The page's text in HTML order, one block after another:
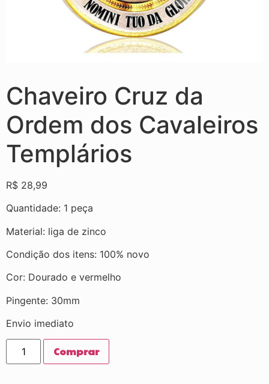
Chaveiro Cruz da
Ordem dos Cavaleiros
Templários
R$ 28,99
Quantidade: 1 peça
Material: liga de zinco
Condição dos itens: 100% novo
Cor: Dourado e vermelho
Pingente: 30mm
Envio imediato
Comprar